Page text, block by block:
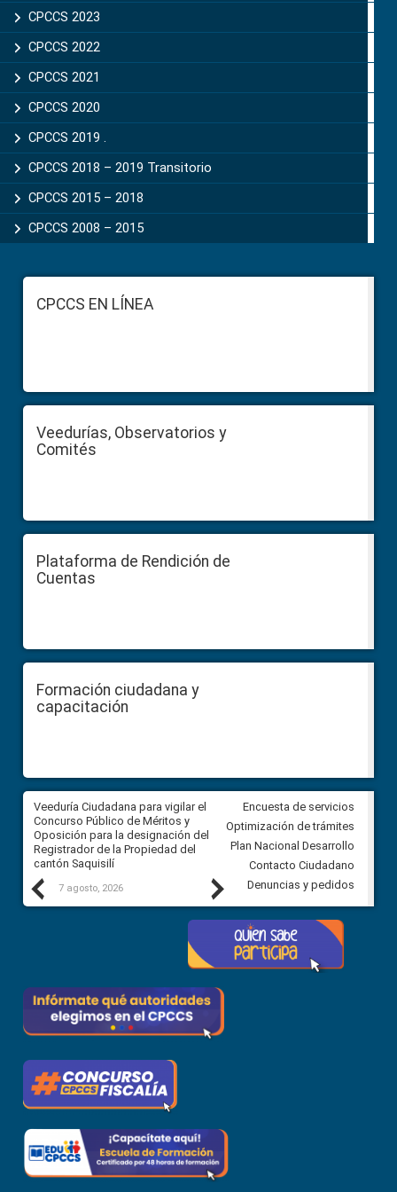
CPCCS 2023
CPCCS 2022
CPCCS 2021
CPCCS 2020
CPCCS 2019 .
CPCCS 2018 – 2019 Transitorio
CPCCS 2015 – 2018
CPCCS 2008 – 2015
FooterCPCCS EN LÍNEA
Veedurías, Observatorios y
Comités
Plataforma de Rendición de
Cuentas
Formación ciudadana y
capacitación
Previous
Veeduría Ciudadana para vigilar el
Concurso Público de Méritos y
Oposición para la designación del
Registrador de la Propiedad del
cantón Saquisilí
7 agosto, 2026
Veeduría Ciudadana para
construcción del asfaltado de
Ballenita del cantón Santa
7 agosto, 2026
Next
Encuesta de servicios
Optimización de trámites
Plan Nacional Desarrollo
Contacto Ciudadano
Denuncias y pedidos